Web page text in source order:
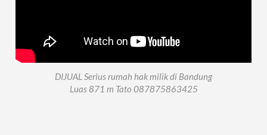
DIJUAL Serius rumah hak milik di Bandung
Luas 871 m Tato 087875863425